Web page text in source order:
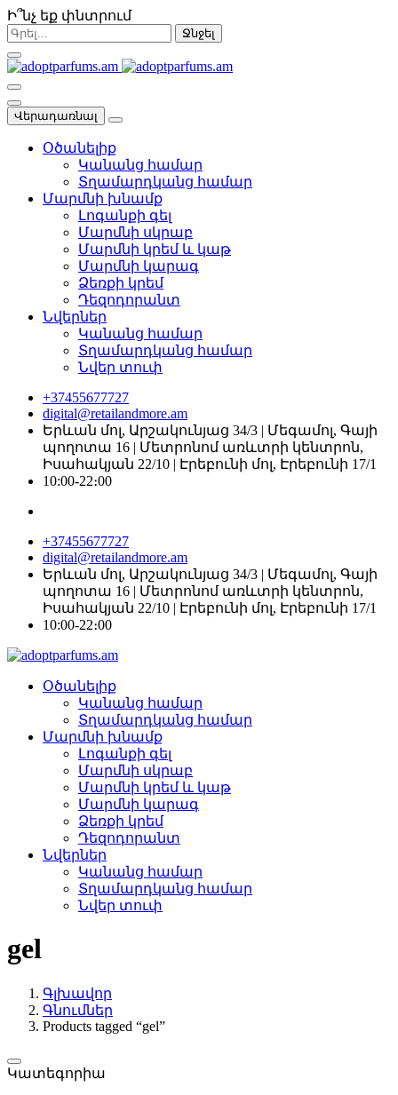
Ի՞նչ եք փնտրում
Ջնջել
Վերադառնալ
Օծանելիք
Կանանց համար
Տղամարդկանց համար
Մարմնի խնամք
Լոգանքի գել
Մարմնի սկրաբ
Մարմնի կրեմ և կաթ
Մարմնի կարագ
Ձեռքի կրեմ
Դեզոդորանտ
Նվերներ
Կանանց համար
Տղամարդկանց համար
Նվեր տուփ
+37455677727
digital@retailandmore.am
Երևան մոլ, Արշակունյաց 34/3 | Մեգամոլ, Գայի
պողոտա 16 | Մետրոնոմ առևտրի կենտրոն,
Իսահակյան 22/10 | Էրեբունի մոլ, Էրեբունի 17/1
10:00-22։00
+37455677727
digital@retailandmore.am
Երևան մոլ, Արշակունյաց 34/3 | Մեգամոլ, Գայի
պողոտա 16 | Մետրոնոմ առևտրի կենտրոն,
Իսահակյան 22/10 | Էրեբունի մոլ, Էրեբունի 17/1
10:00-22։00
Օծանելիք
Կանանց համար
Տղամարդկանց համար
Մարմնի խնամք
Լոգանքի գել
Մարմնի սկրաբ
Մարմնի կրեմ և կաթ
Մարմնի կարագ
Ձեռքի կրեմ
Դեզոդորանտ
Նվերներ
Կանանց համար
Տղամարդկանց համար
Նվեր տուփ
gel
Գլխավոր
Գնումներ
Products tagged “gel”
Կատեգորիա